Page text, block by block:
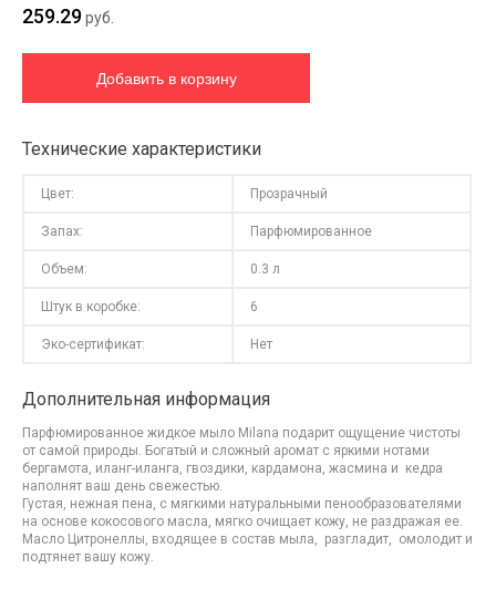
259.29руб.
Технические характеристики
Цвет: Прозрачный
Запах: Парфюмированное
Объем: 0.3 л
Штук в коробке: 6
Эко-сертификат: Нет
Дополнительная информация
Парфюмированное жидкое мыло Milana подарит ощущение чистоты
от самой природы. Богатый и сложный аромат с яркими нотами
бергамота, иланг-иланга, гвоздики, кардамона, жасмина и кедра
наполнят ваш день свежестью.
Густая, нежная пена, с мягкими натуральными пенообразователями
на основе кокосового масла, мягко очищает кожу, не раздражая ее.
Масло Цитронеллы, входящее в состав мыла, разгладит, омолодит и
подтянет вашу кожу.